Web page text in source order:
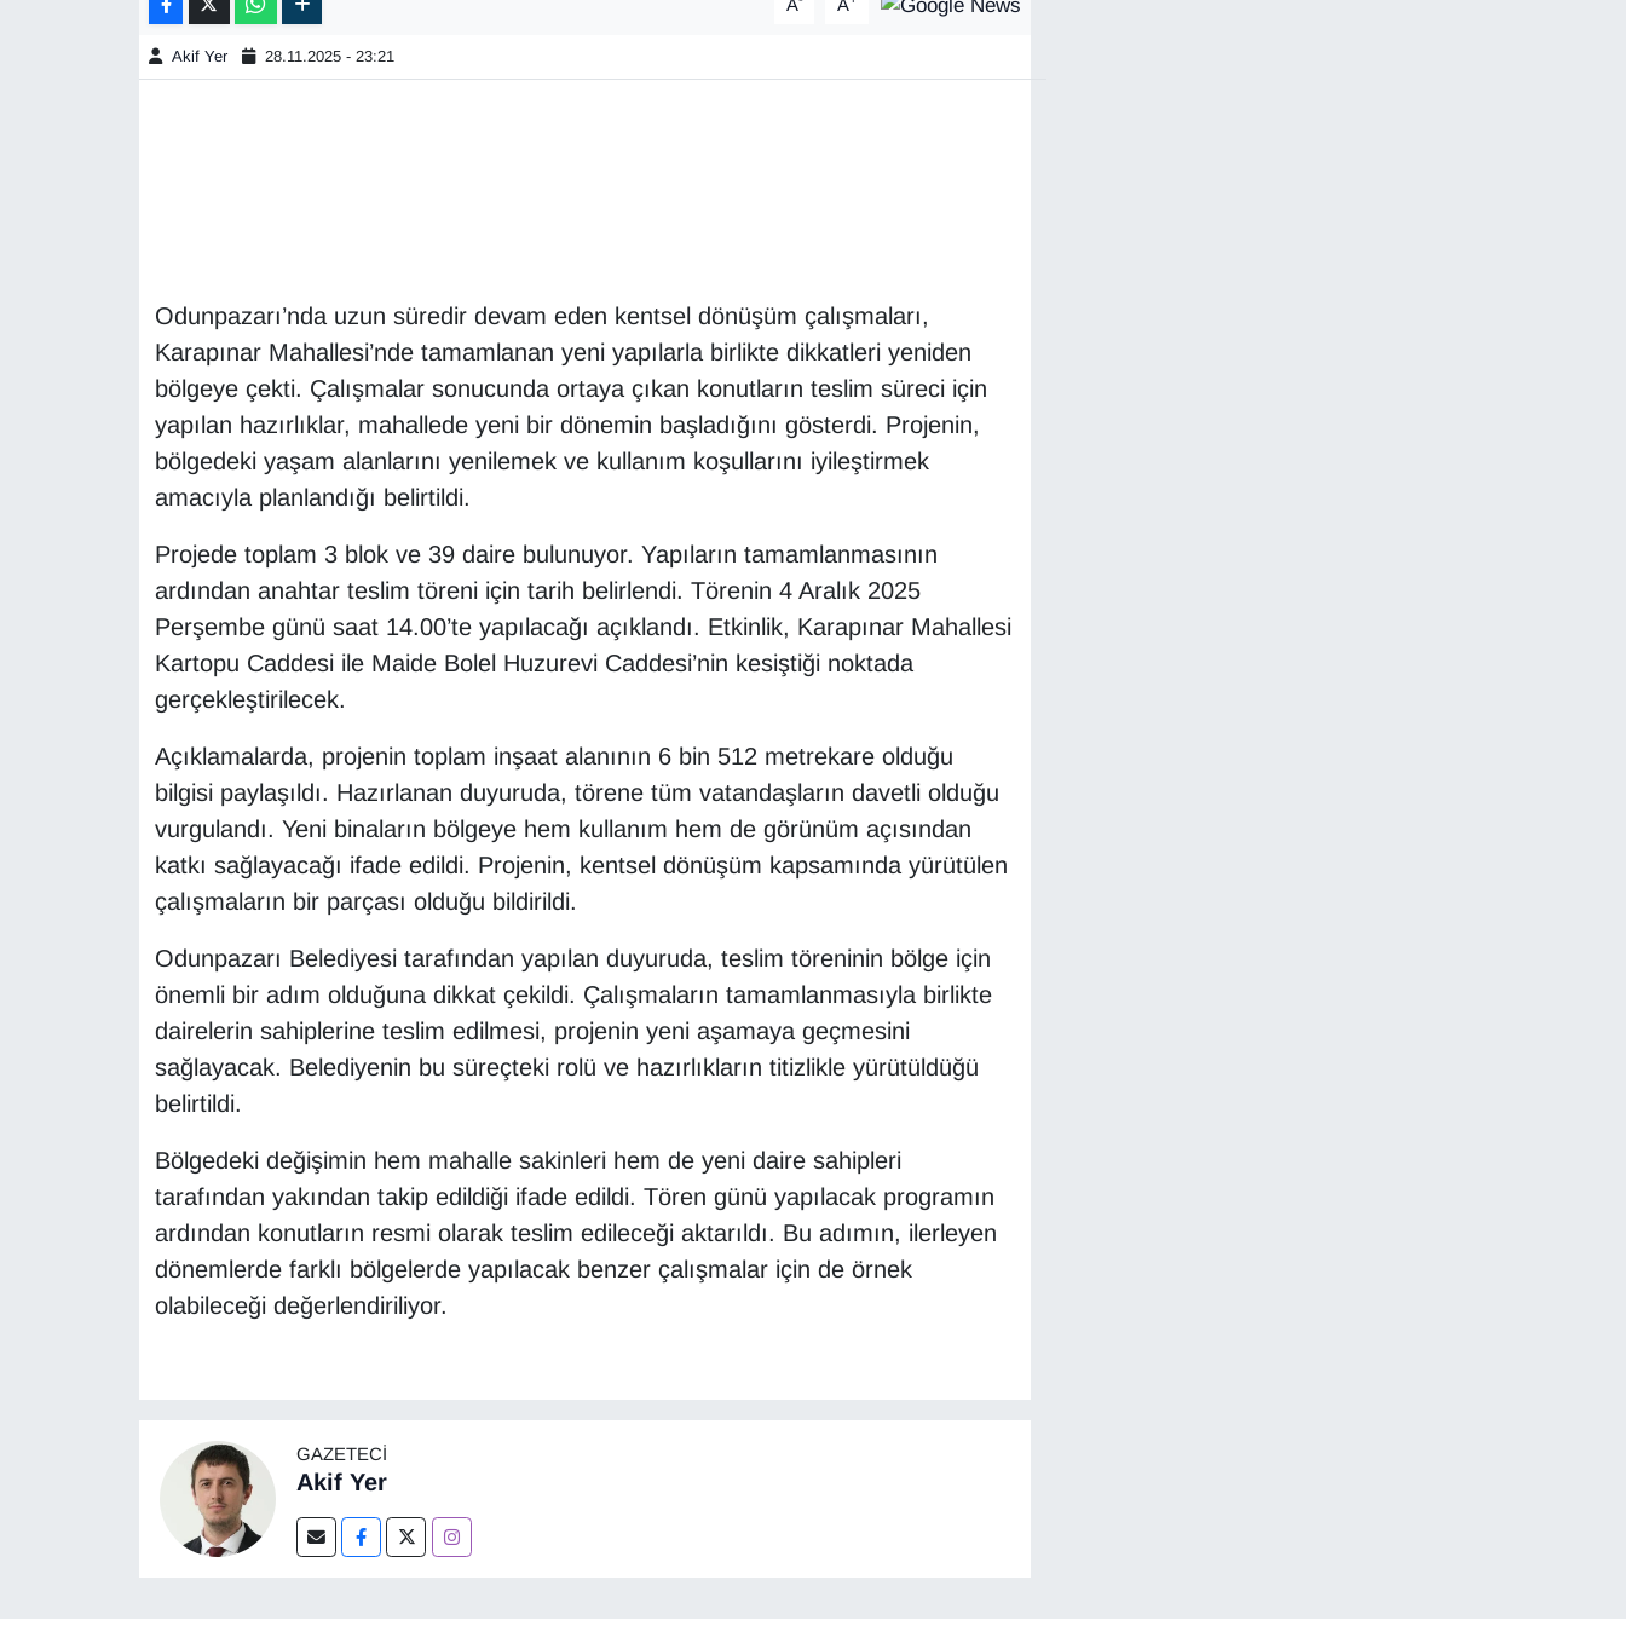
A A
Akif Yer 28.11.2025 - 23:21
Odunpazarı’nda uzun süredir devam eden kentsel dönüşüm çalışmaları,
Karapınar Mahallesi’nde tamamlanan yeni yapılarla birlikte dikkatleri yeniden
bölgeye çekti. Çalışmalar sonucunda ortaya çıkan konutların teslim süreci için
yapılan hazırlıklar, mahallede yeni bir dönemin başladığını gösterdi. Projenin,
bölgedeki yaşam alanlarını yenilemek ve kullanım koşullarını iyileştirmek
amacıyla planlandığı belirtildi.
Projede toplam 3 blok ve 39 daire bulunuyor. Yapıların tamamlanmasının
ardından anahtar teslim töreni için tarih belirlendi. Törenin 4 Aralık 2025
Perşembe günü saat 14.00’te yapılacağı açıklandı. Etkinlik, Karapınar Mahallesi
Kartopu Caddesi ile Maide Bolel Huzurevi Caddesi’nin kesiştiği noktada
gerçekleştirilecek.
Açıklamalarda, projenin toplam inşaat alanının 6 bin 512 metrekare olduğu
bilgisi paylaşıldı. Hazırlanan duyuruda, törene tüm vatandaşların davetli olduğu
vurgulandı. Yeni binaların bölgeye hem kullanım hem de görünüm açısından
katkı sağlayacağı ifade edildi. Projenin, kentsel dönüşüm kapsamında yürütülen
çalışmaların bir parçası olduğu bildirildi.
Odunpazarı Belediyesi tarafından yapılan duyuruda, teslim töreninin bölge için
önemli bir adım olduğuna dikkat çekildi. Çalışmaların tamamlanmasıyla birlikte
dairelerin sahiplerine teslim edilmesi, projenin yeni aşamaya geçmesini
sağlayacak. Belediyenin bu süreçteki rolü ve hazırlıkların titizlikle yürütüldüğü
belirtildi.
Bölgedeki değişimin hem mahalle sakinleri hem de yeni daire sahipleri
tarafından yakından takip edildiği ifade edildi. Tören günü yapılacak programın
ardından konutların resmi olarak teslim edileceği aktarıldı. Bu adımın, ilerleyen
dönemlerde farklı bölgelerde yapılacak benzer çalışmalar için de örnek
olabileceği değerlendiriliyor.
GAZETECI
Akif Yer